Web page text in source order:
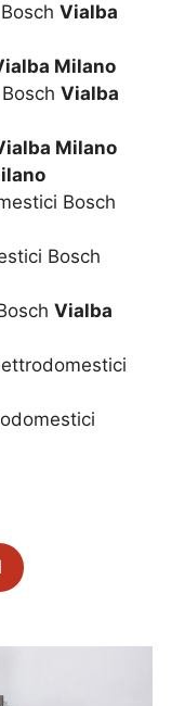
Vialba
Milano
Vialba
Milano
Bosch
Bosch
Vialba